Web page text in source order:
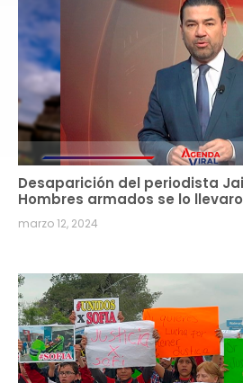
Desaparición del periodista
Hombres armados se lo
marzo 12, 2024